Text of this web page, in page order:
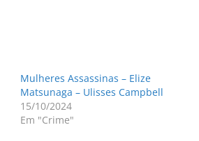
Mulheres Assassinas – Elize
Matsunaga – Ulisses Campbell
15/10/2024
Em "Crime"